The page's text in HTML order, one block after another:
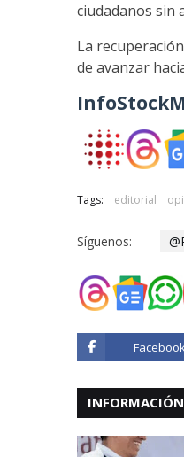
ciudadanos sin
La
de avanzar
Tags: editorial
Síguenos: